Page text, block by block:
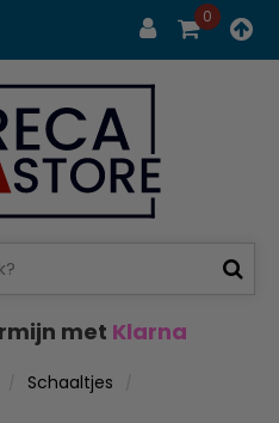
0
met Klarna
Schaaltjes